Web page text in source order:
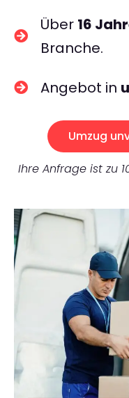
Über 16
Branche.
Angebot in
Umzug
Ihre Anfrage ist zu